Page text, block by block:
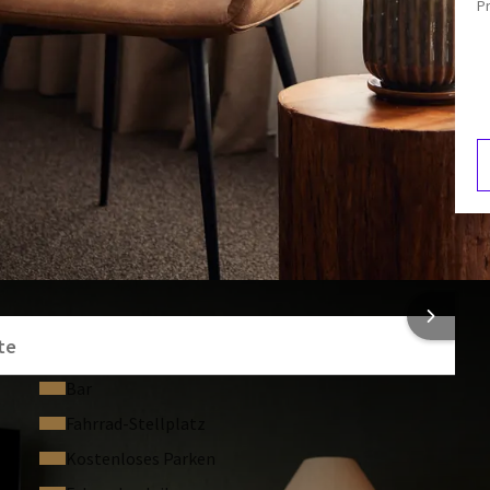
verschiedene Pflegeprodukte.
Hotels. Diese Zimmer liegen etwas weiter vom
darstellt, können Sie unsere
Deluxe-
näher an der Rezeption und dem Restaurant.
nutzen. Darüber hinaus stehen Ihnen unbegrenzt
Entdecken Sie auch unsere weiteren
Die Kosten betragen € 25,- pro Nacht.
auf Ihr Zimmer liefern lassen. In Ihrem Zimmer finden Sie
können.
Föhn